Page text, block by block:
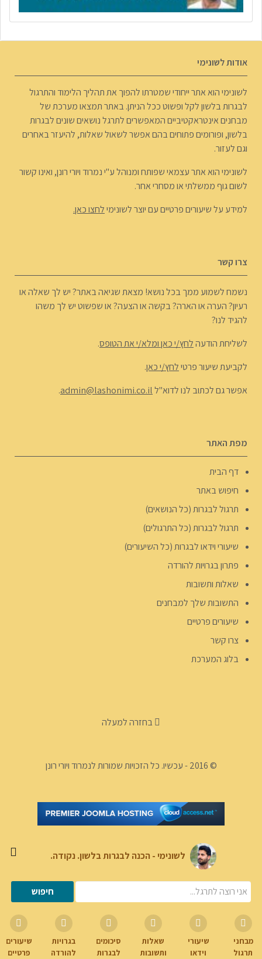
אודות לשונימי
לשונימי הוא אתר ייחודי שמטרתו להפוך את תהליך הלימוד והתרגול
לבגרות בלשון לקל ופשוט ככל הניתן. באתר תמצאו מערכת של
מבחנים אינטראקטיביים המאפשרים לתרגל נושאים שונים לבגרות
בלשון, ופורומים פתוחים בהם אפשר לשאול שאלות, להיעזר באחרים
וגם לעזור.
לשונימי הוא אתר עצמאי שפותח ומנוהל ע"י נמרוד ויורי רונן, ואינו קשור
לשום גוף ממשלתי או מסחרי אחר.
למידע על שיעורים פרטיים עם יוצר לשונימילחצו כאן.
צרו קשר
נשמח לשמוע ממך בכל נושא! מצאת שגיאה באתר? יש לך שאלה או
רעיון? הערה או הארה? בקשה או הצעה? או שפשוט יש לך משהו
להגיד לנו?
לשליחת הודעהלחץ/י כאן ומלא/י את הטופס.
לקביעת שיעור פרטילחץ/י כאן.
אפשר גם לכתוב לנו לדוא"לadmin@lashonimi.co.il
.
מפת האתר
דף הבית
חיפוש באתר
תרגול לבגרות (כל הנושאים)
תרגול לבגרות (כל התרגולים)
שיעורי וידאו לבגרות (כל השיעורים)
פתרון בגרויות להורדה
שאלות ותשובות
התשובות שלך למבחנים
שיעורים פרטיים
צרו קשר
בלוג המערכת
בחזרה למעלה
© 2016 - עכשיו. כל הזכויות שמורות לנמרוד ויורי רונן
לשונימי - הכנה לבגרות בלשון. נקודה.
מבחני
תרגול
שיעורי
וידאו
שאלות
ותשובות
סיכומים
לבגרות
בגרויות
להורדה
שיעורים
פרטיים